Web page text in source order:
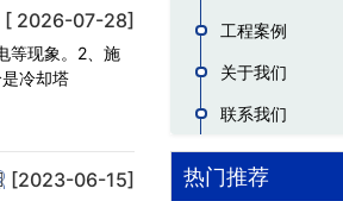
[ 2026-07-28]
等现象。2、施
冷却塔
[2023-06-15]
工程案例
关于我们
联系我们
热门推荐